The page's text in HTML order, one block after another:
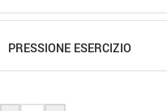
PRESSIONE ESERCIZIO